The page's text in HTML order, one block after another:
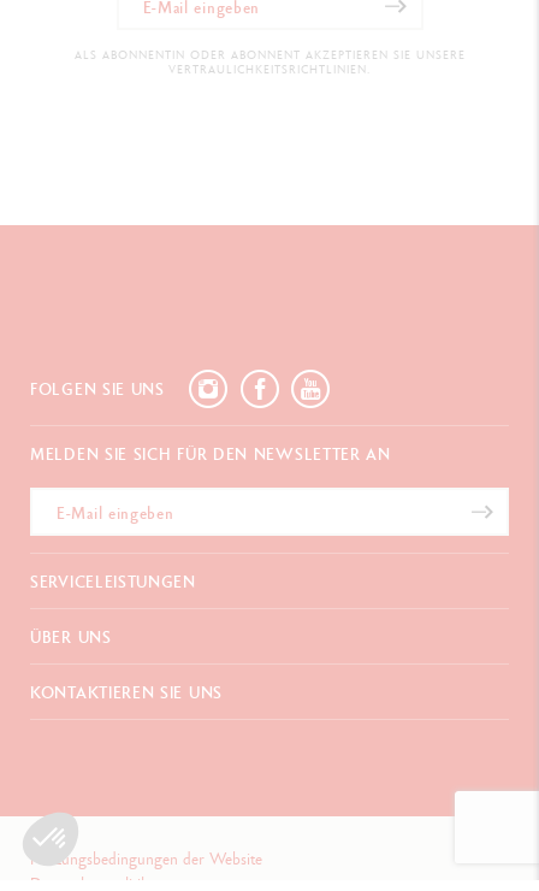
ALS ABONNENTIN ODER ABONNENT AKZEPTIEREN SIE UNSERE
VERTRAULICHKEITSRICHTLINIEN.
FOLGEN SIE UNS
MELDEN SIE SICH FÜR DEN NEWSLETTER AN
SERVICELEISTUNGEN
E-Geschenkgutschein
Retouren
ÜBER UNS
Häufig gestellte Fragen
KONTAKTIEREN SIE UNS
Schweiz
+41 (0)848 558 558
Nutzungsbedingungen der Website
Datenschutzpolitik